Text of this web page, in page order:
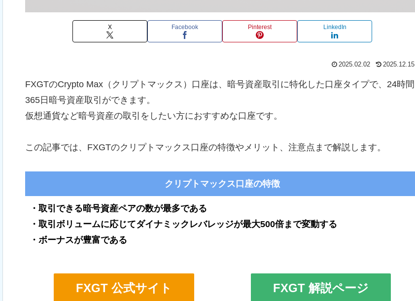
X Facebook Pinterest LinkedIn
2025.02.02 2025.12.15
FXGTのCrypto Max（クリプトマックス）口座は、暗号資産取引に特化した口座タイプで、24時間
365日暗号資産取引ができます。
仮想通貨など暗号資産の取引をしたい方におすすめな口座です。
この記事では、FXGTのクリプトマックス口座の特徴やメリット、注意点まで解説します。
クリプトマックス口座の特徴
・取引できる暗号資産ペアの数が最多である
・取引ボリュームに応じてダイナミックレバレッジが最大500倍まで変動する
・ボーナスが豊富である
FXGT 公式サイト FXGT 解説ページ